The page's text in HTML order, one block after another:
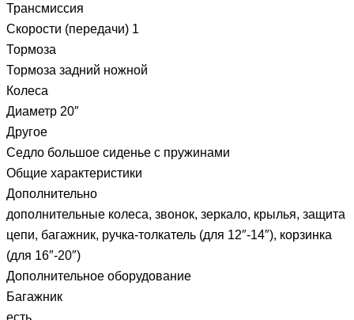
Трансмиссия
Скорости (передачи) 1
Тормоза
Тормоза задний ножной
Колеса
Диаметр 20″
Другое
Седло большое сиденье с пружинами
Общие характеристики
Дополнительно
дополнительные колеса, звонок, зеркало, крылья, защита
цепи, багажник, ручка-толкатель (для 12″-14″), корзинка
(для 16″-20″)
Дополнительное оборудование
Багажник
есть